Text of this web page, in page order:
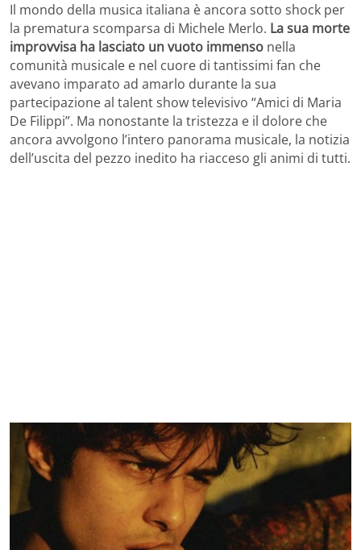
Il mondo della musica italiana è ancora sotto shock per
la prematura scomparsa di Michele Merlo. La sua morte
improvvisa ha lasciato un vuoto immenso nella
comunità musicale e nel cuore di tantissimi fan che
avevano imparato ad amarlo durante la sua
partecipazione al talent show televisivo “Amici di Maria
De Filippi”. Ma nonostante la tristezza e il dolore che
ancora avvolgono l’intero panorama musicale, la notizia
dell’uscita del pezzo inedito ha riacceso gli animi di tutti.